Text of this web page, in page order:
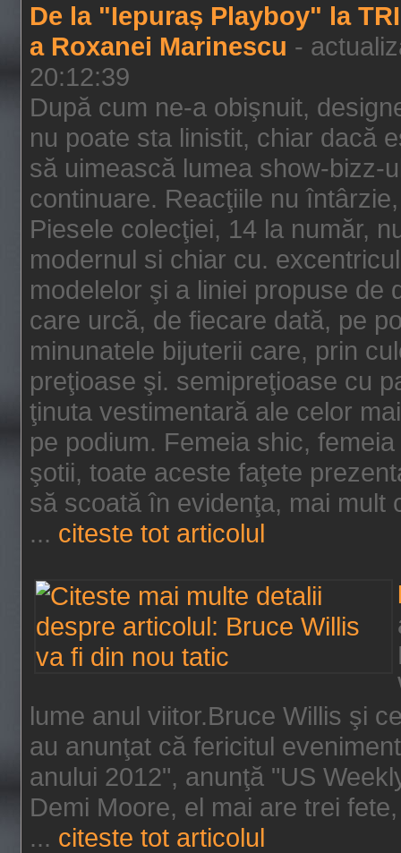
De la "Iepuraș Playboy" la
a Roxanei Marinescu -
20:12:39
După cum ne-a obişnuit,
nu poate sta linistit, chiar dacă
să uimească lumea show-bizz-
continuare. Reacţiile nu
Piesele colecţiei, 14 la număr,
modernul si chiar cu.
modelelor şi a liniei propuse de
care urcă, de fiecare dată, pe
minunatele bijuterii care, prin
preţioase şi. semipreţioase cu
ţinuta vestimentară ale celor
pe podium. Femeia shic,
şotii, toate aceste faţete
să scoată în evidenţa, mai mult
... citeste tot articolul
lume anul viitor.Bruce Willis şi
au anunţat că fericitul
anului 2012", anunţă "US
Demi Moore, el mai are trei
... citeste tot articolul